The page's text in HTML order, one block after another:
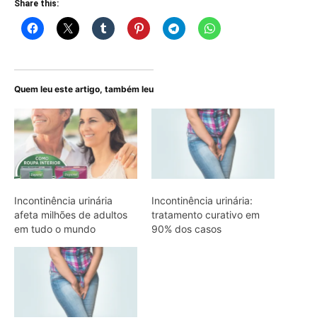
Share this:
Quem leu este artigo, também leu
Incontinência urinária
afeta milhões de adultos
em tudo o mundo
Incontinência urinária:
tratamento curativo em
90% dos casos